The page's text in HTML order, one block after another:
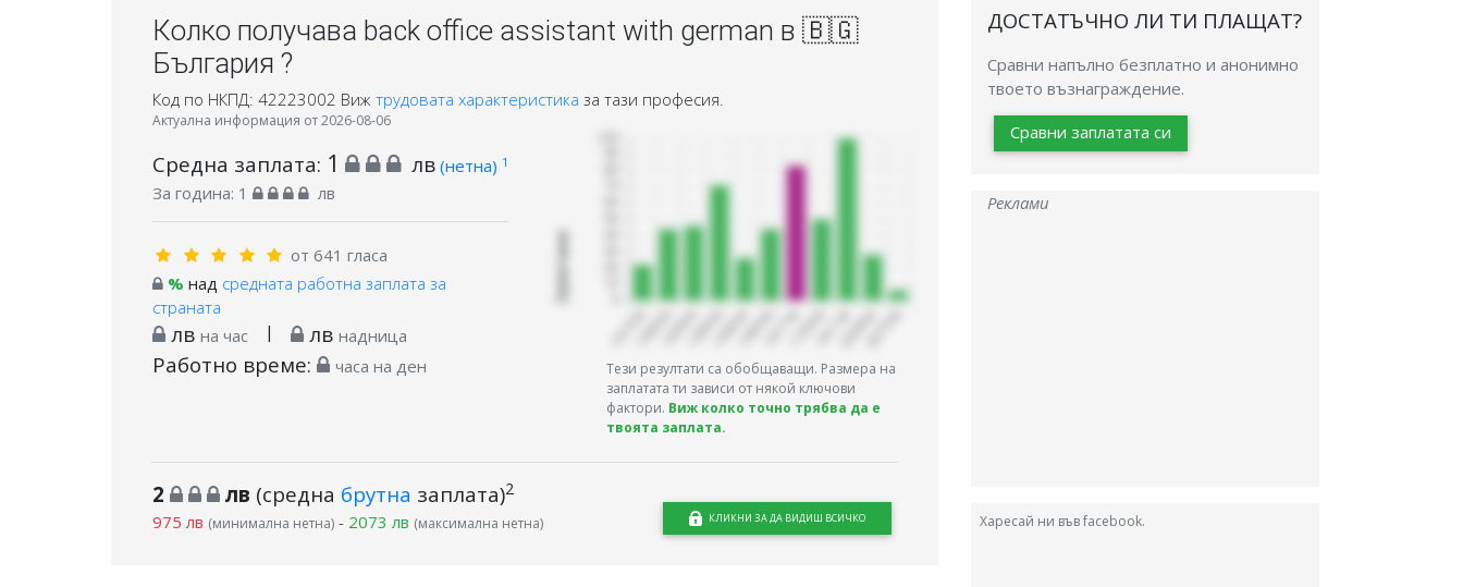
Колко получава back office assistant with german в 🇧🇬
България ?
Код по НКПД: 42223002 Виж трудовата характеристика за тази професия.
Актуална информация от 2026-08-06
Средна заплата: 1 лв (нетна) 1
За година: 1 лв
от 641 гласа
% над средната работна заплата за
страната
лв на час | лв надница
Работно време: часа на ден
Тези резултати са обобщаващи. Размера на
заплатата ти зависи от някой ключови
фактори. Виж колко точно трябва да е
твоята заплата.
2 лв (средна брутна заплата)2
975 лв (минимална нетна)- 2073 лв (максимална нетна) КЛИКНИ ЗА ДА ВИДИШ ВСИЧКО
ДОСТАТЪЧНО ЛИ ТИ ПЛАЩАТ?
Сравни напълно безплатно и анонимно
твоето възнаграждение.
Сравни заплатата си
Реклами
Харесай ни във facebook.